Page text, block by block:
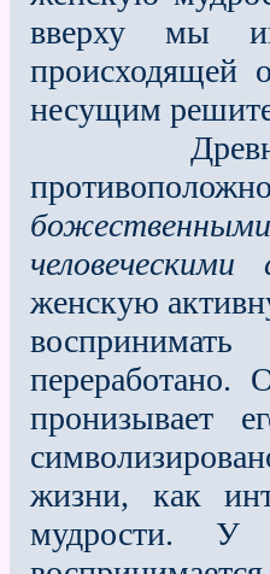
вверху мы
несущим
Древние
человеческими
женскую
переработано.
пронизы­вает
жизни, как
мудрости. У